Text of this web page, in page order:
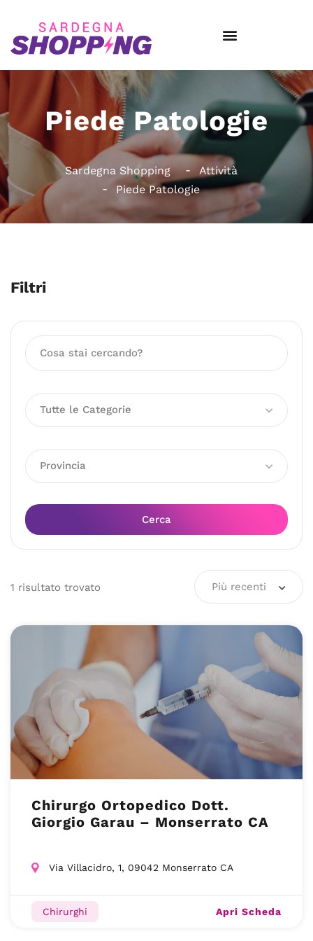
Piede Patologie
Sardegna Shopping
Attività
Piede Patologie
Filtri
Tutte le Categorie
Provincia
Cerca
1 risultato trovato Più recenti
Chirurgo Ortopedico Dott.
Giorgio Garau – Monserrato CA
Via Villacidro, 1, 09042 Monserrato CA
Chirurghi Apri Scheda